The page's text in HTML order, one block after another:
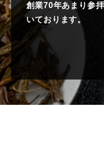
創業70年あまり参
いております。